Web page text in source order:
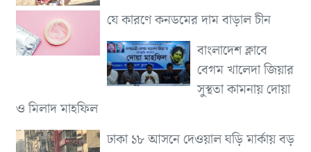
যে কারণে কনডমের দাম বাড়াল চীন
বাংলাদেশ ক্লাবে
বেগম খালেদা জিয়ার
সুস্থতা কামনায় দোয়া
ও মিলাদ মাহফিল
ঢাকা ১৮ আসনে দেওয়াল ঘড়ি মার্কায় বড়